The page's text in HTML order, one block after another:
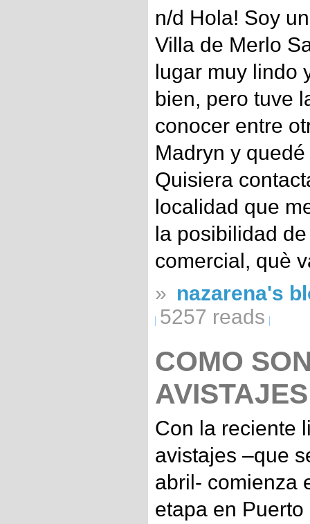
n/d Hola! Soy
Villa de Merlo
lugar muy lindo
bien, pero tuve
conocer entre
Madryn y
Quisiera
localidad que
la posibilidad
comercial, què
» nazarena's
5257 reads
COMO
Con la reciente
avistajes –que
abril- comienza
etapa en